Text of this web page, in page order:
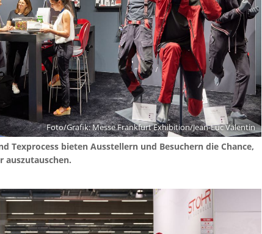
Foto/Grafik: Messe Frankfurt Exhibition/Jean-Luc Valentin
Texprocess bieten Ausstellern und Besuchern die Chance,
auszutauschen.